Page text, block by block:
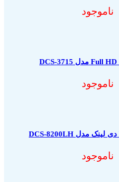
ناموجود
ناموجود
ناموجود